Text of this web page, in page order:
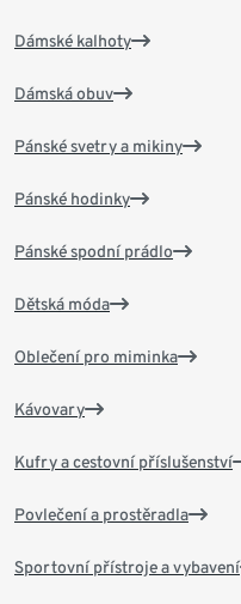
Dámské kalhoty
Dámská obuv
Pánské svetry a mikiny
Pánské hodinky
Pánské spodní prádlo
Dětská móda
Oblečení pro miminka
Kávovary
Kufry a cestovní příslušenství
Povlečení a prostěradla
Sportovní přístroje a vybavení